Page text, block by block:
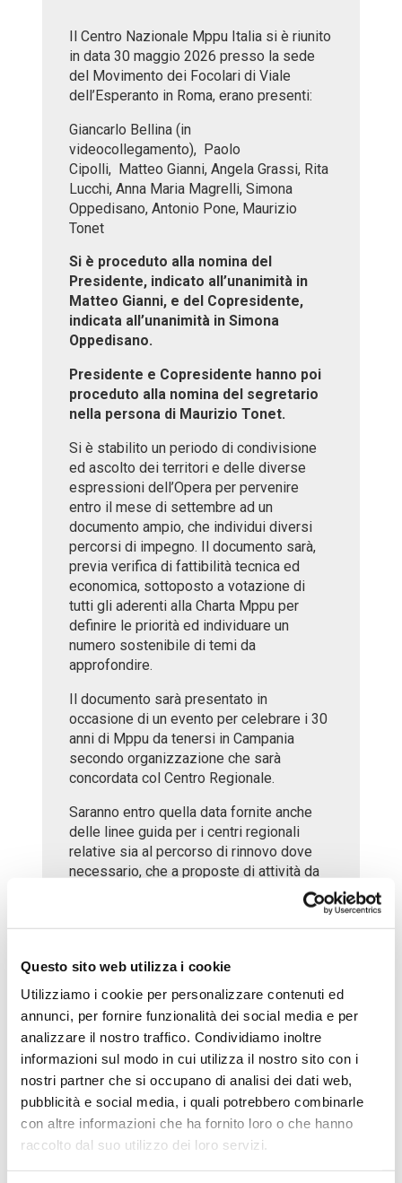
Questo sito web utilizza i cookie
Utilizziamo i cookie per personalizzare contenuti ed
annunci, per fornire funzionalità dei social media e per
analizzare il nostro traffico. Condividiamo inoltre
informazioni sul modo in cui utilizza il nostro sito con i
nostri partner che si occupano di analisi dei dati web,
pubblicità e social media, i quali potrebbero combinarle
con altre informazioni che ha fornito loro o che hanno
raccolto dal suo utilizzo dei loro servizi.
Il Centro Nazionale Mppu Italia si è riunito
in data 30 maggio 2026 presso la sede
del Movimento dei Focolari di Viale
dell’Esperanto in Roma, erano presenti:
Giancarlo Bellina (in
videocollegamento), Paolo
Cipolli, Matteo Gianni, Angela Grassi, Rita
Lucchi, Anna Maria Magrelli, Simona
Oppedisano, Antonio Pone, Maurizio
Tonet
Si è proceduto alla nomina del
Presidente, indicato all’unanimità in
Matteo Gianni, e del Copresidente,
indicata all’unanimità in Simona
Oppedisano.
Presidente e Copresidente hanno poi
proceduto alla nomina del segretario
nella persona di Maurizio Tonet.
Si è stabilito un periodo di condivisione
ed ascolto dei territori e delle diverse
espressioni dell’Opera per pervenire
entro il mese di settembre ad un
documento ampio, che individui diversi
percorsi di impegno. Il documento sarà,
previa verifica di fattibilità tecnica ed
economica, sottoposto a votazione di
tutti gli aderenti alla Charta Mppu per
definire le priorità ed individuare un
numero sostenibile di temi da
approfondire.
Il documento sarà presentato in
occasione di un evento per celebrare i 30
anni di Mppu da tenersi in Campania
secondo organizzazione che sarà
concordata col Centro Regionale.
Saranno entro quella data fornite anche
delle linee guida per i centri regionali
relative sia al percorso di rinnovo dove
necessario, che a proposte di attività da
declinare in base alle possibilità e alle
che i centri regionali colgano l’opportunità
propedeutica ai rinnovi ed alla
condivisione del programma di lavoro
nazionale e che offrano occasioni di
incontro, possibilmente prima delle ferie
estive, a chi ha aderito alla Charta Mppu
del relativo territorio ricavando
indicazione di argomenti prioritari a livello
locale e nazionale. I membri del Centro